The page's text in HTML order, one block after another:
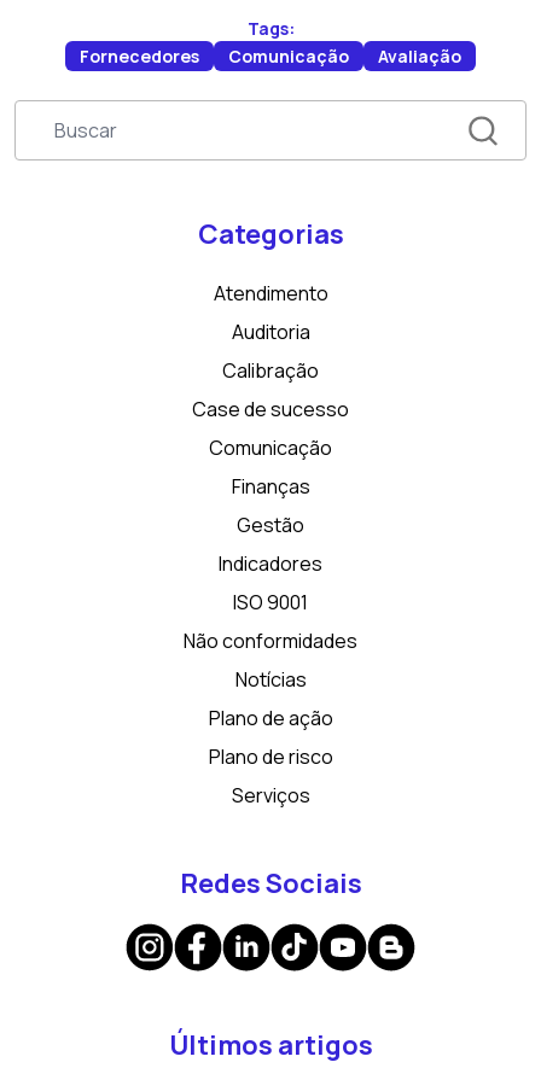
Tags:
Fornecedores
Comunicação Avaliação
Categorias
Atendimento
Auditoria
Calibração
Case de sucesso
Comunicação
Finanças
Gestão
Indicadores
ISO 9001
Não conformidades
Notícias
Plano de ação
Plano de risco
Serviços
Redes Sociais
Últimos artigos